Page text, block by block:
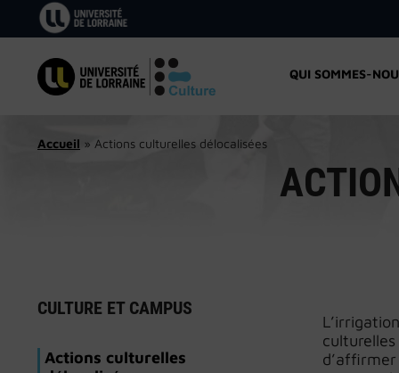
QUI SOMMES-
Accueil » Actions culturelles délocalisées
CULTURE ET CAMPUS
Actions culturelles